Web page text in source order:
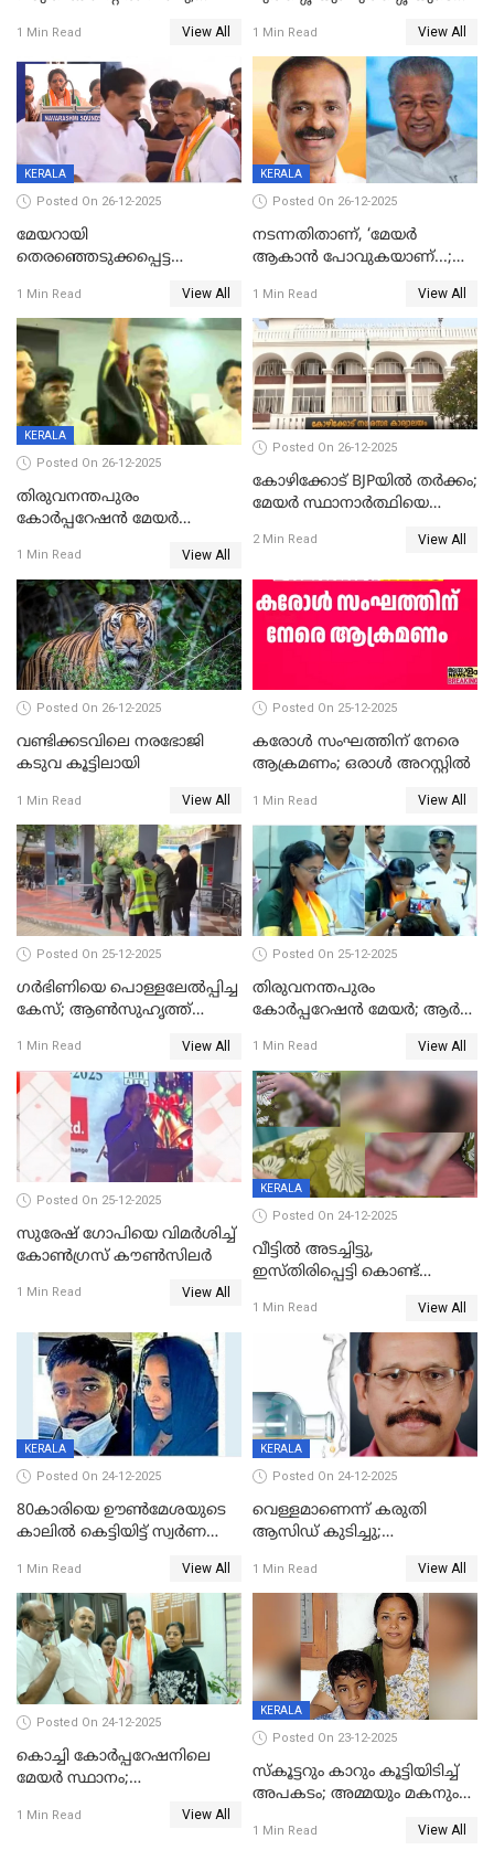
ദാരുണാന്ത്യം
1 Min Read View All
മരിച്ചനിലയിൽ
1 Min Read View All
KERALA
Posted On 26-12-2025
മേയറായി
തെരഞ്ഞെടുക്കപ്പെട്ട
ആദ്യ വോട്ട് അസാധു; കണ്ണൂർ
ഡെപ്യൂട്ടി മേയർ സ്ഥാനത്ത്
താഹിറിന് വിജയം
1 Min Read View All
KERALA
Posted On 26-12-2025
നടന്നതിതാണ്, ‘മേയർ
ആകാൻ പോവുകയാണ്...;
മുഖ്യമന്ത്രിയുടെ ഓഫീസ്
തന്നെ വിശദീകരിയ്ക്കുന്നു;
സത്യമിതാണ്
1 Min Read View All
KERALA
Posted On 26-12-2025
തിരുവനന്തപുരം
കോര്‍പ്പറേഷന്‍ മേയര്‍
ഹൈക്കോടതിയിലേക്ക്;
സത്യപ്രതിജ്ഞ ചടങ്ങില്‍
ചട്ടലംഘനമെന്ന് പാർട്ടി
1 Min Read View All
Posted On 26-12-2025
കോഴിക്കോട് BJPയിൽ തർക്കം;
മേയർ സ്ഥാനാർത്ഥിയെ
2 Min Read View All
Posted On 26-12-2025
വണ്ടിക്കടവിലെ നരഭോജി
കടുവ കൂട്ടിലായി
1 Min Read View All
Posted On 25-12-2025
കരോള്‍ സംഘത്തിന് നേരെ
ആക്രമണം; ഒരാള്‍ അറസ്റ്റില്‍
1 Min Read View All
Posted On 25-12-2025
ഗര്‍ഭിണിയെ പൊള്ളലേല്‍പ്പിച്ച
കേസ്; ആണ്‍സുഹൃത്ത്
1 Min Read View All
Posted On 25-12-2025
തിരുവനന്തപുരം
കോര്‍പ്പറേഷന്‍ മേയർ; ആര്‍
1 Min Read View All
Posted On 25-12-2025
സുരേഷ് ഗോപിയെ വിമര്‍ശിച്ച്
കോണ്‍ഗ്രസ് കൗണ്‍സിലര്‍
1 Min Read View All
KERALA
Posted On 24-12-2025
വീട്ടിൽ അടച്ചിട്ടു,
ഇസ്തിരിപ്പെട്ടി കൊണ്ട്
ഗർഭിണിയായ യുവതിക്ക് ക്രൂര
1 Min Read View All
KERALA
Posted On 24-12-2025
80കാരിയെ ഊൺമേശയുടെ
കാലിൽ കെട്ടിയിട്ട് സ്വർണവും
കൊച്ചുമകനും സുഹൃത്തും
അറസ്റ്റിൽ
1 Min Read View All
KERALA
Posted On 24-12-2025
വെള്ളമാണെന്ന് കരുതി
ആസിഡ് കുടിച്ചു;
മരിച്ചു
1 Min Read View All
Posted On 24-12-2025
കൊച്ചി കോര്‍പ്പറേഷനിലെ
മേയര്‍ സ്ഥാനം;
രൂക്ഷം
1 Min Read View All
KERALA
Posted On 23-12-2025
സ്കൂട്ടറും കാറും കൂട്ടിയിടിച്ച്
അപകടം; അമ്മയും മകനും
ഗുരുതരാവസ്ഥയിൽ
1 Min Read View All